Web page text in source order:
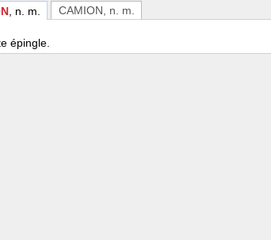
, n. m. CAMION , n. m.
épingle.